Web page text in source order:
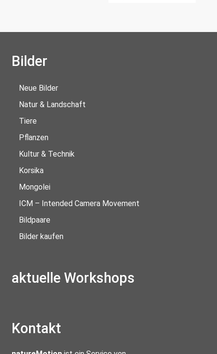
Bilder
Neue Bilder
Natur & Landschaft
Tiere
Pflanzen
Kultur & Technik
Korsika
Mongolei
ICM – Intended Camera Movement
Bildpaare
Bilder kaufen
aktuelle Workshops
Kontakt